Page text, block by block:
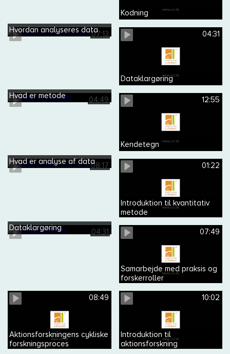
Kodning
07:13
Hvordan analyseres data 04:31
Dataklargøring
04:49
Hvad er metode 12:55
Kendetegn
08:17
Hvad er analyse af data 01:22
Introduktion til kvantitativ
metode
04:31
Dataklargøring 07:49
Samarbejde med praksis og
forskerroller
08:49
Aktionsforskningens cykliske
forskningsproces
10:02
Introduktion til
aktionsforskning